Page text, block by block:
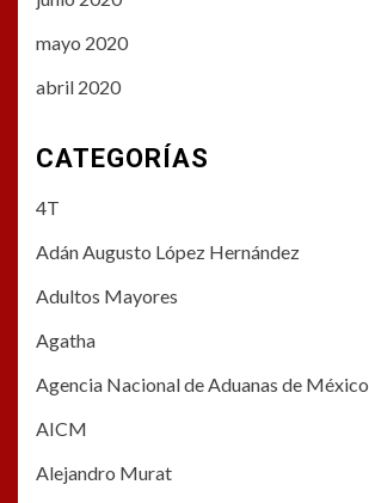
mayo 2020
abril 2020
CATEGORÍAS
4T
Adán Augusto López Hernández
Adultos Mayores
Agatha
Agencia Nacional de Aduanas de México
AICM
Alejandro Murat